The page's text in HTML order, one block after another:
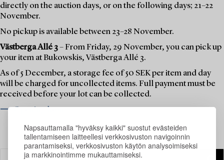
Napsauttamalla "hyväksy kaikki" suostut evästeiden
tallentamiseen laitteellesi verkkosivuston navigoinnin
parantamiseksi, verkkosivuston käytön analysoimiseksi
ja markkinointimme mukauttamiseksi.
directly on the auction days, or on the following days; 21–22
November.
No pickup is available between 23–28 November.
Västberga Allé 3– From Friday, 29 November, you can pick up
your item at Bukowskis, Västberga Allé 3.
As of 5 December, a storage fee of 50 SEK per item and day
will be charged for uncollected items. Full payment must be
received before your lot can be collected.
⟶ Opening hours